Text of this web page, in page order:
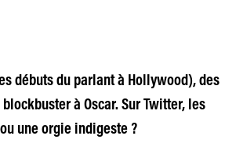
débuts du parlant à Hollywood), des
à Oscar. Sur Twitter, les
une orgie indigeste ?